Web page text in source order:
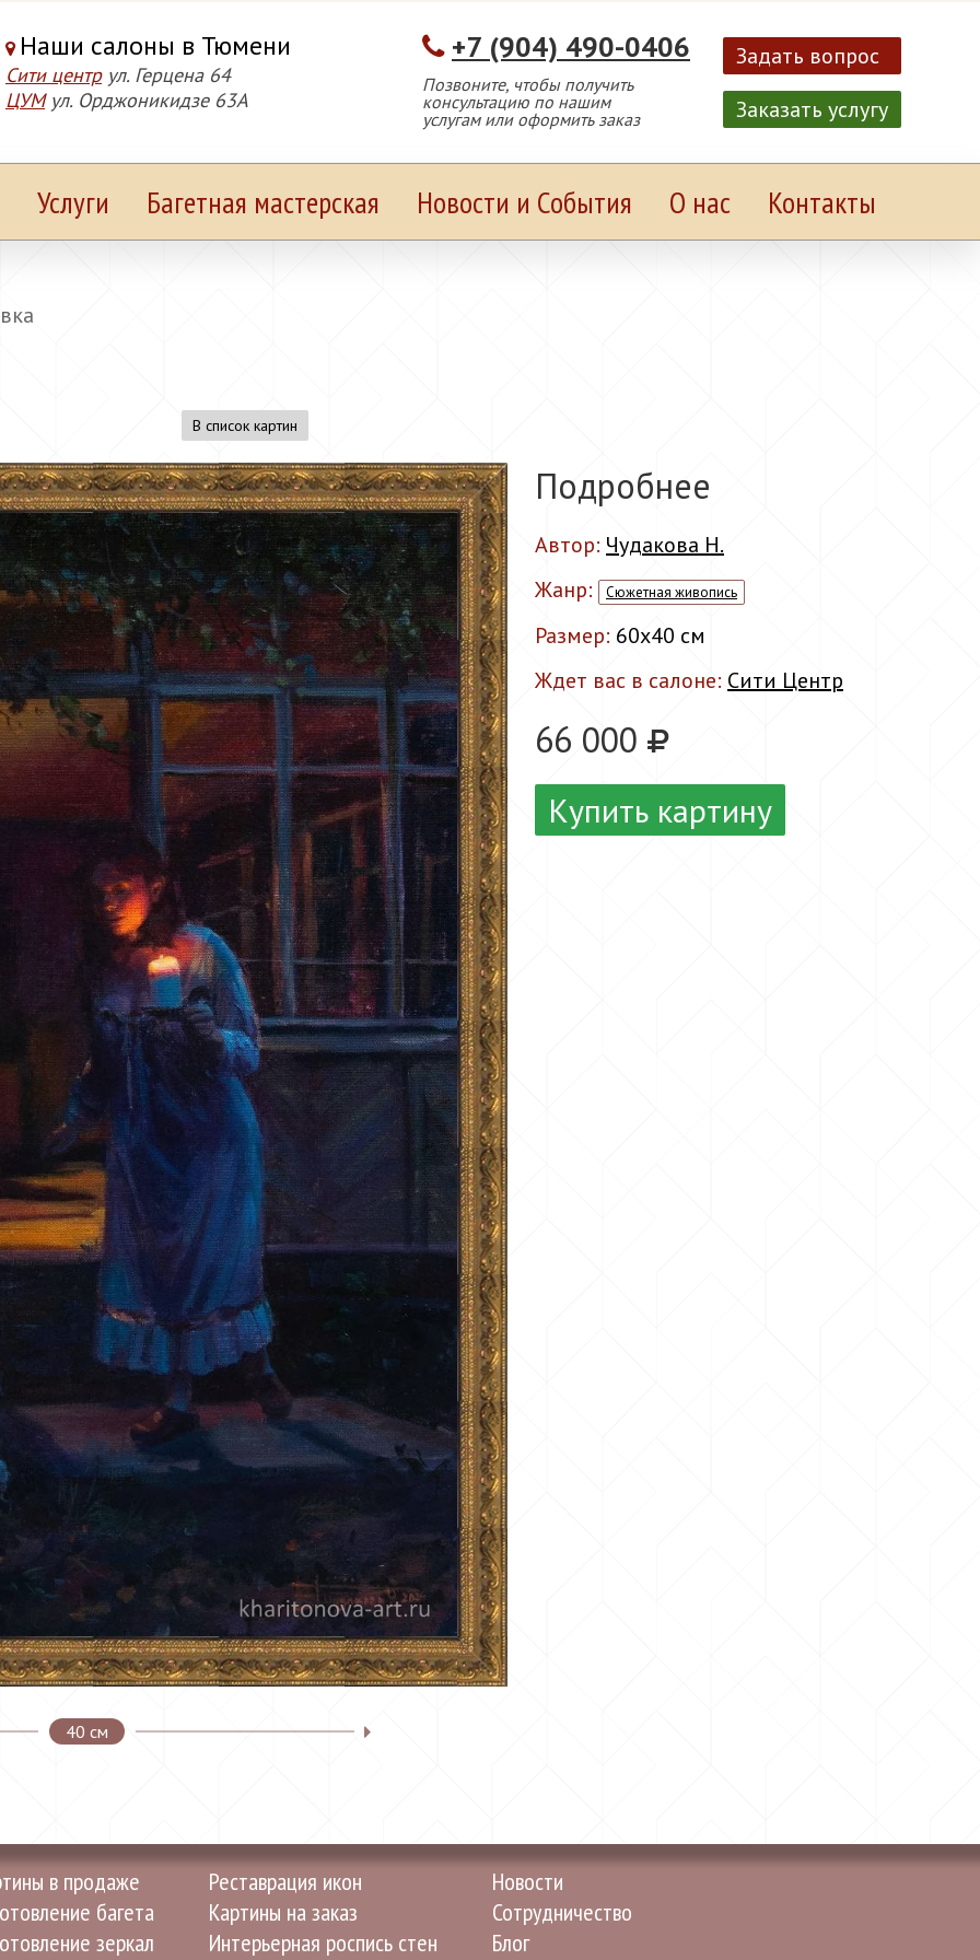
Задать вопрос
Заказать услугу
+7 (904) 490-0406
Позвоните, чтобы получить
консультацию по нашим
услугам или оформить заказ
Наши салоны в Тюмени
Сити центр ул. Герцена 64
ЦУМ ул. Орджоникидзе 63А
Услуги Багетная мастерская Новости и События О нас Контакты
В список картин
40 см
Подробнее
Автор: Чудакова Н.
Жанр:
Сюжетная живопись
Размер: 60x40 см
Ждет вас в салоне: Сити Центр
66 000
Купить картину
в продаже
багета
зеркал
Реставрация икон
Картины на заказ
Интерьерная роспись стен
Новости
Сотрудничество
Блог